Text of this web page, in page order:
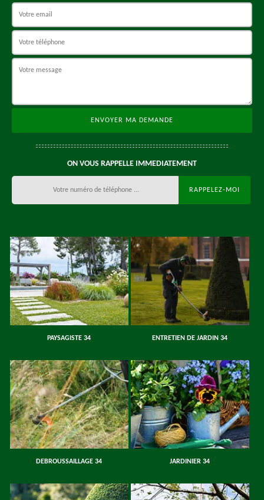
ON VOUS RAPPELLE IMMEDIATEMENT
PAYSAGISTE 34 ENTRETIEN DE JARDIN 34
DEBROUSSAILLAGE 34 JARDINIER 34